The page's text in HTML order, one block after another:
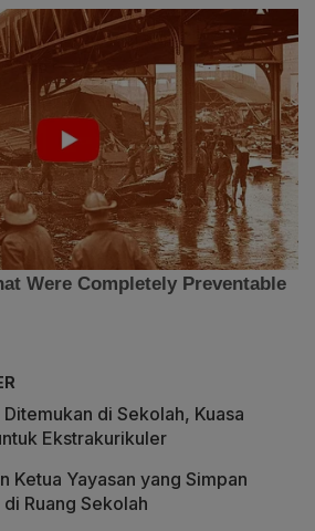
Ditemukan di Sekolah, Kuasa
Ekstrakurikuler
Ketua Yayasan yang Simpan
Ruang Sekolah